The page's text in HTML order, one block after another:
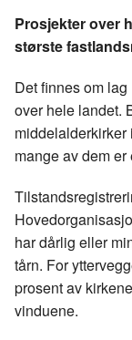
Prosjekter over
største
Det finnes om
over hele landet.
middelalderkirker
mange av dem
har dårlig eller
tårn. For
prosent av
vinduene.